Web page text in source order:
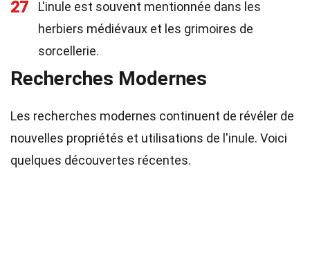
27
L'inule est souvent mentionnée dans les
herbiers médiévaux et les grimoires de
sorcellerie.
Recherches Modernes
Les recherches modernes continuent de révéler de
nouvelles propriétés et utilisations de l'inule. Voici
quelques découvertes récentes.